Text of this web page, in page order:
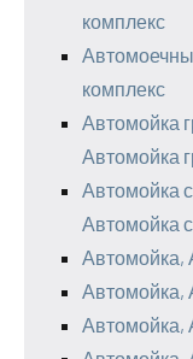
комплекс
комплекс
Автомойка
Автомойка
Автомойка
Автомойка
Автомойка,
Автомойка,
Автомойка,